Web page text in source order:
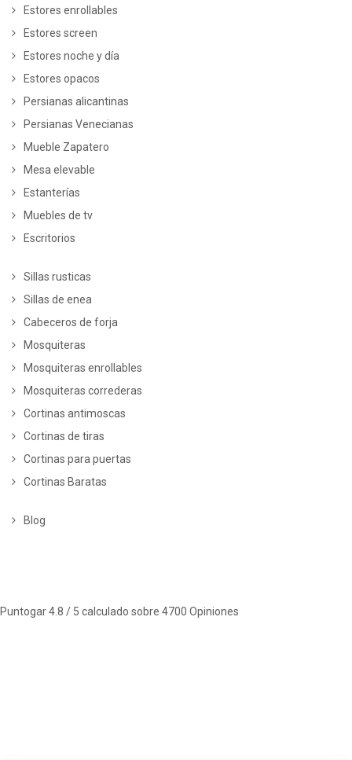
Estores enrollables
Estores screen
Estores noche y día
Estores opacos
Persianas alicantinas
Persianas Venecianas
Mueble Zapatero
Mesa elevable
Estanterías
Muebles de tv
Escritorios
Sillas rusticas
Sillas de enea
Cabeceros de forja
Mosquiteras
Mosquiteras enrollables
Mosquiteras correderas
Cortinas antimoscas
Cortinas de tiras
Cortinas para puertas
Cortinas Baratas
Blog
Puntogar4.8 / 5 calculado sobre 4700 Opiniones